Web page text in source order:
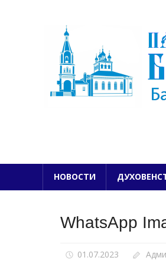
НОВОСТИ
WhatsApp
01.07.2023